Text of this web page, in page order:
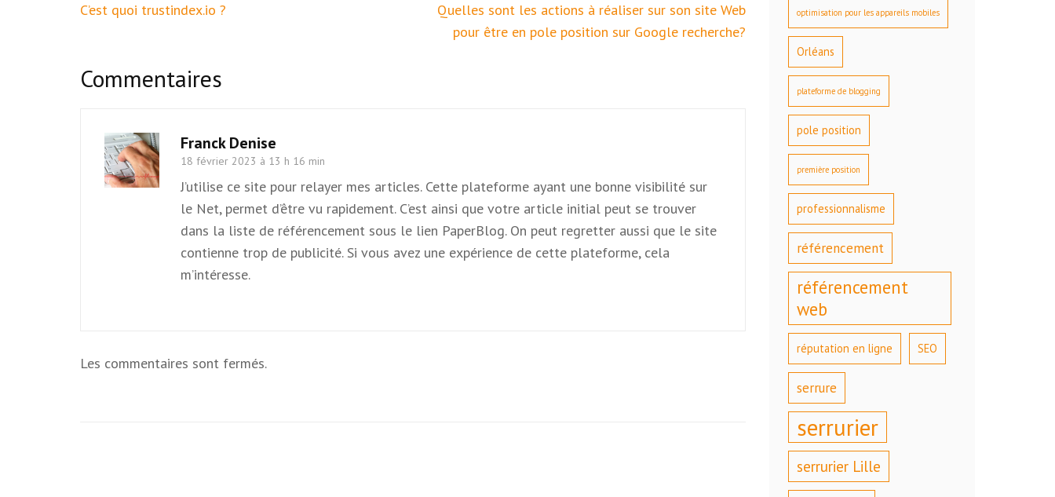
Navigation
C’est quoi trustindex.io ?
Quelles sont les actions à réaliser sur son site Web
pour être en pole position sur Google recherche?
Commentaires
Franck Denise
18 février 2023 à 13 h 16 min
J’utilise ce site pour relayer mes articles. Cette plateforme ayant une bonne visibilité sur
le Net, permet d’être vu rapidement. C’est ainsi que votre article initial peut se trouver
dans la liste de référencement sous le lien PaperBlog. On peut regretter aussi que le site
contienne trop de publicité. Si vous avez une expérience de cette plateforme, cela
m’intéresse.
Les commentaires sont fermés.
optimisation pour les appareils mobiles
Orléans
plateforme de blogging
pole position
première position
professionnalisme
référencement
référencement
web
réputation en ligne SEO
serrure
serrurier
serrurier Lille